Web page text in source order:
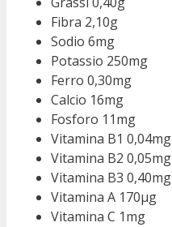
Fibra 2,10g
Sodio 6mg
Potassio 250mg
Ferro 0,30mg
Calcio 16mg
Fosforo 11mg
Vitamina B1 0,04mg
Vitamina B2 0,05mg
Vitamina B3 0,40mg
Vitamina A 170µg
Vitamina C 1mg